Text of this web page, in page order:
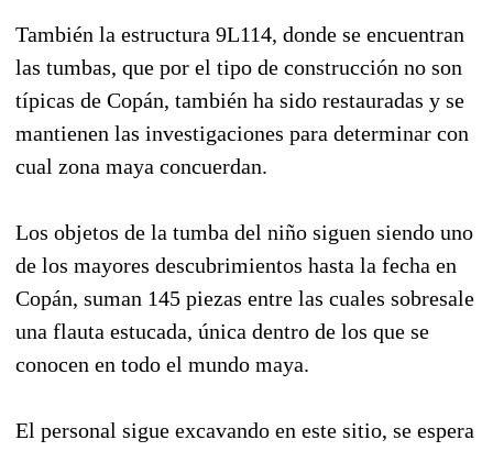
También la estructura 9L114, donde se encuentran
las tumbas, que por el tipo de construcción no son
típicas de Copán, también ha sido restauradas y se
mantienen las investigaciones para determinar con
cual zona maya concuerdan.
Los objetos de la tumba del niño siguen siendo uno
de los mayores descubrimientos hasta la fecha en
Copán, suman 145 piezas entre las cuales sobresale
una flauta estucada, única dentro de los que se
conocen en todo el mundo maya.
El personal sigue excavando en este sitio, se espera